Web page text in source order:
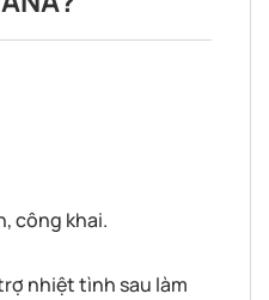
công khai.
nhiệt tình sau làm